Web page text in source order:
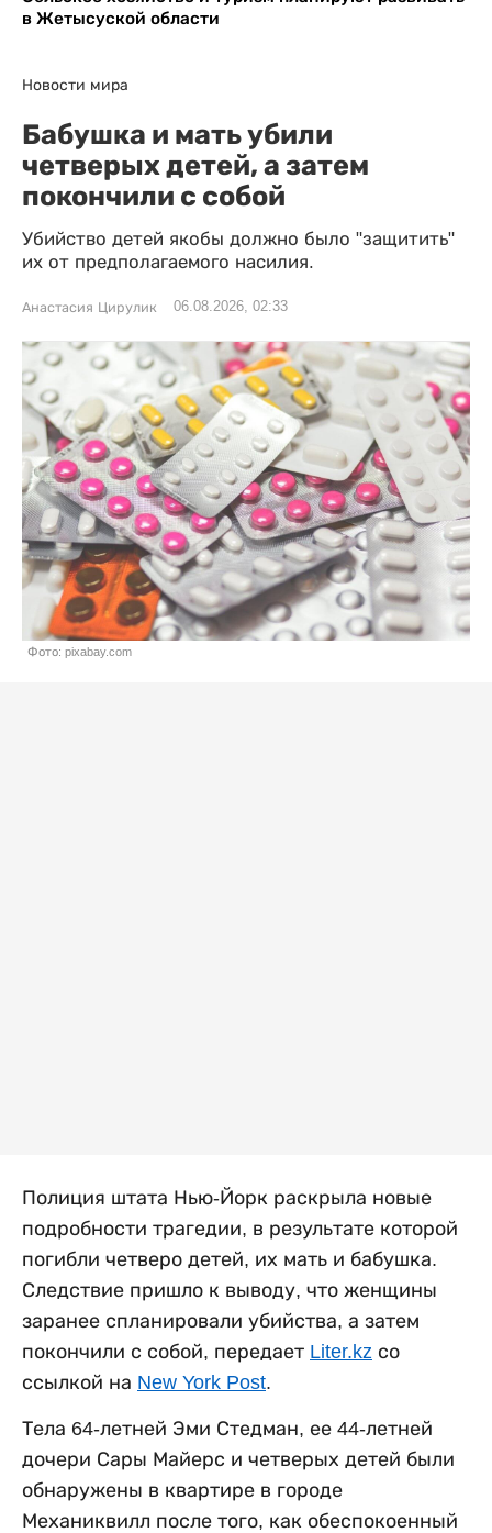
в Жетысуской области
Новости мира
Бабушка и мать убили
четверых детей, а затем
покончили с собой
Убийство детей якобы должно было "защитить"
их от предполагаемого насилия.
Анастасия Цирулик 06.08.2026, 02:33
Фото: pixabay.com
Полиция штата Нью-Йорк раскрыла новые
подробности трагедии, в результате которой
погибли четверо детей, их мать и бабушка.
Следствие пришло к выводу, что женщины
заранее спланировали убийства, а затем
покончили с собой, передает Liter.kz со
ссылкой на New York Post.
Тела 64-летней Эми Стедман, ее 44-летней
дочери Сары Майерс и четверых детей были
обнаружены в квартире в городе
Механиквилл после того, как обеспокоенный